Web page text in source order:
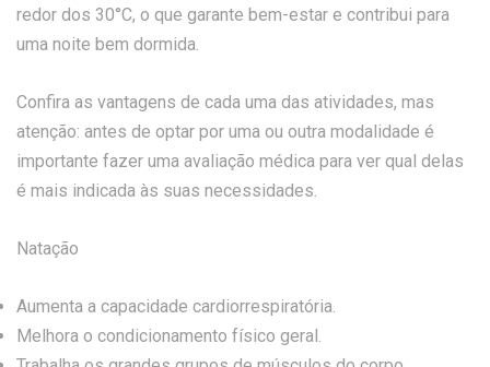
redor dos 30°C, o que garante bem-estar e contribui para
uma noite bem dormida.
Confira as vantagens de cada uma das atividades, mas
atenção: antes de optar por uma ou outra modalidade é
importante fazer uma avaliação médica para ver qual delas
é mais indicada às suas necessidades.
Natação
Aumenta a capacidade cardiorrespiratória.
Melhora o condicionamento físico geral.